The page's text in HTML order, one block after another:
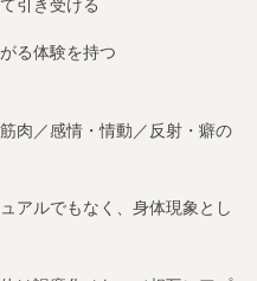
引き受ける
る体験を持つ
肉／感情・情動／反射・癖の
アルでもなく、身体現象とし